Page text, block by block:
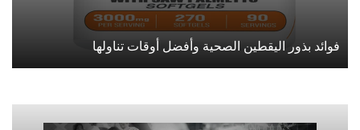
فوائد بذور اليقطين الصحية وأفضل أوقات تناولها